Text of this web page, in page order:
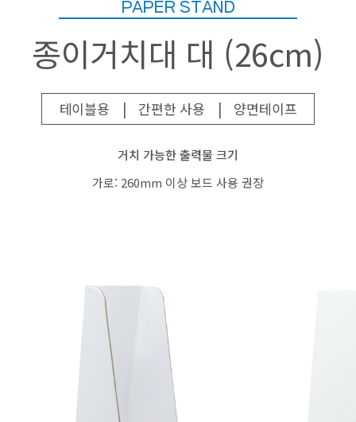
PAPER STAND
종이거치대 대 (26cm)
테이블용 | 간편한 사용 | 양면테이프
거치 가능한 출력물 크기
가로: 260mm 이상 보드 사용 권장